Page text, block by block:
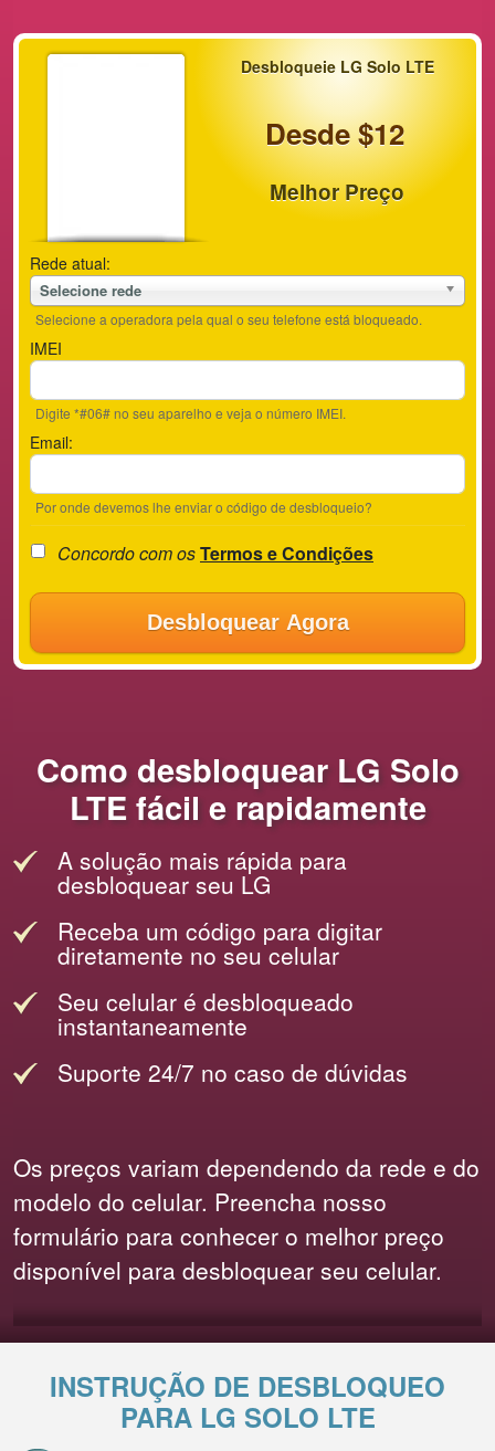
Desbloqueie LG Solo LTE
Desde $12
Melhor Preço
Rede atual:
Selecione rede
Selecione a operadora pela qual o seu telefone está bloqueado.
IMEI
Digite *#06# no seu aparelho e veja o número IMEI.
Email:
Por onde devemos lhe enviar o código de desbloqueio?
Concordo com osTermos e Condições
Desbloquear Agora
Como desbloquear LG Solo
LTE fácil e rapidamente
A solução mais rápida para
desbloquear seu LG
Receba um código para digitar
diretamente no seu celular
Seu celular é desbloqueado
instantaneamente
Suporte 24/7 no caso de dúvidas
Os preços variam dependendo da rede e do
modelo do celular. Preencha nosso
formulário para conhecer o melhor preço
disponível para desbloquear seu celular.
INSTRUÇÃO DE DESBLOQUEO
PARA LG SOLO LTE